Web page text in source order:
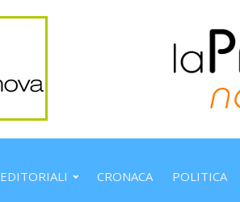
EDITORIALI CRONACA POLITICA